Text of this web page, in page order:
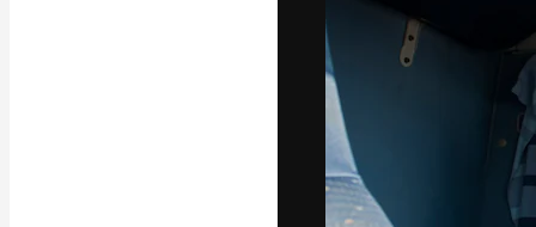
La piattaforma
migliori lavori.
creativi,